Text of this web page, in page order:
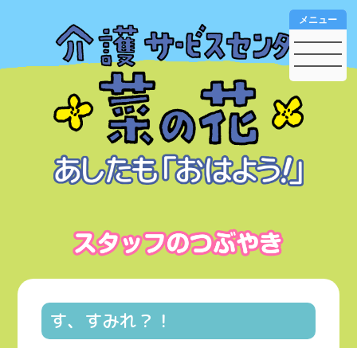
メニュー
す、すみれ？！